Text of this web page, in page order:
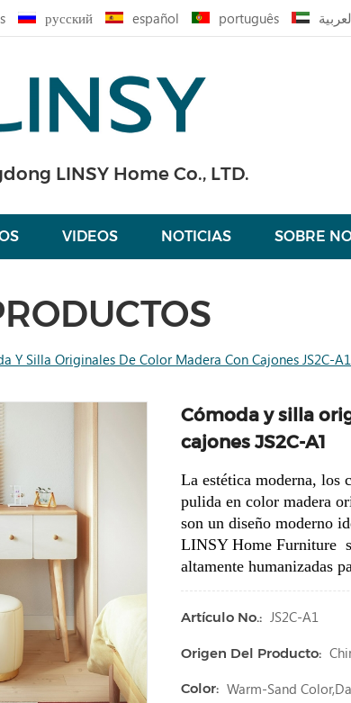
русский español português
LINSY Home Co., LTD.
VIDEOS NOTICIAS SOBRE
Y Silla Originales De Color Madera Con Cajones JS2C-A1
Cómoda y silla
cajones JS2C-A1
La estética moderna, los
pulida en color madera
son un diseño moderno
LINSY Home Furniture
altamente humanizadas
Artículo No.: JS2C-A1
Origen Del Producto:
Color: Warm-Sand